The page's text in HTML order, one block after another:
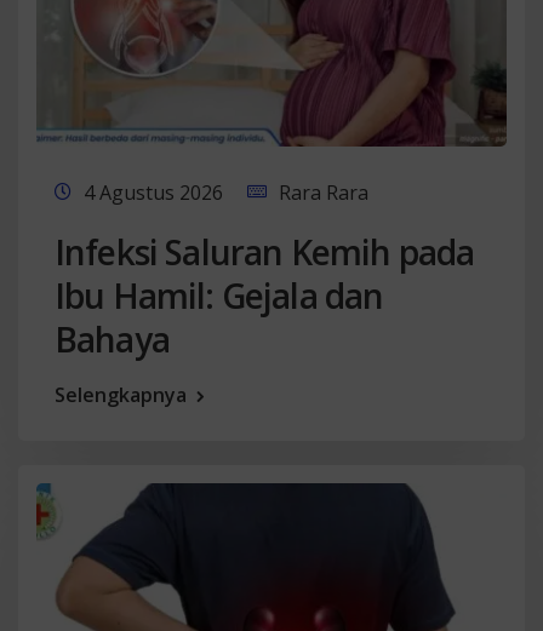
4 Agustus 2026 Rara Rara
Infeksi Saluran Kemih pada
Ibu Hamil: Gejala dan
Bahaya
Selengkapnya